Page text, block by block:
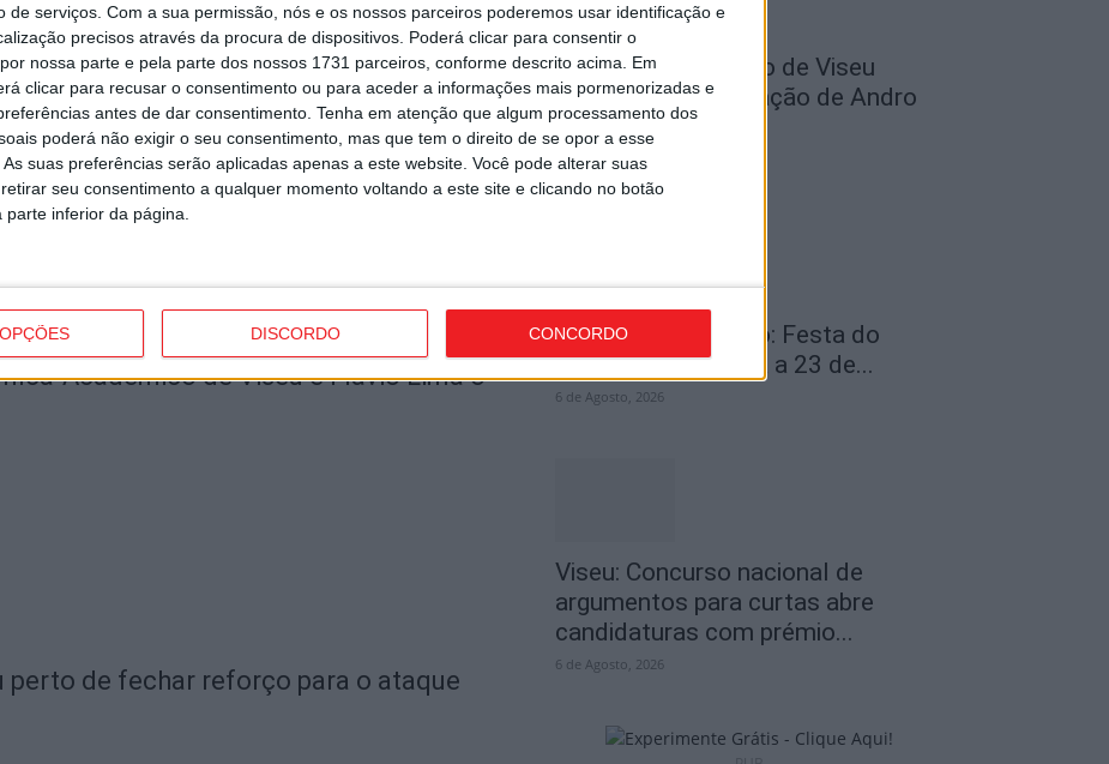
de serviços. Com a sua permissão, nós e os nossos parceiros poderemos usar identificação e
precisos através da procura de dispositivos. Poderá clicar para consentir o
nossa parte e pela parte dos nossos 1731 parceiros, conforme descrito acima. Em
clicar para recusar o consentimento ou para aceder a informações mais pormenorizadas e
antes de dar consentimento. Tenha em atenção que algum processamento dos
poderá não exigir o seu consentimento, mas que tem o direito de se opor a esse
suas preferências serão aplicadas apenas a este website. Você pode alterar suas
seu consentimento a qualquer momento voltando a este site e clicando no botão
inferior da página.
DISCORDO CONCORDO
oficializou contratação de Andro Babić
Académico de Viseu e Flávio Lima o
perto de fechar reforço para o ataque
Futebol: Académico de Viseu
oficializou contratação de Andro
Babić
6 de Agosto, 2026
Penalva do Castelo: Festa do
Vinho Dão regressa a 23 de...
6 de Agosto, 2026
Viseu: Concurso nacional de
argumentos para curtas abre
candidaturas com prémio...
6 de Agosto, 2026